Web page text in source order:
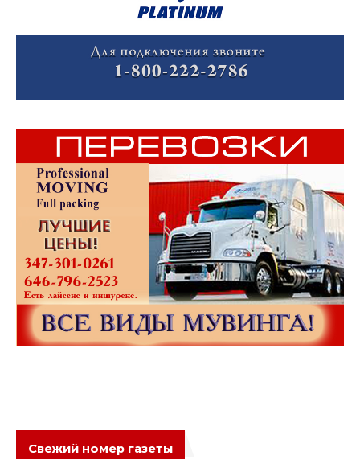
Свежий номер газеты